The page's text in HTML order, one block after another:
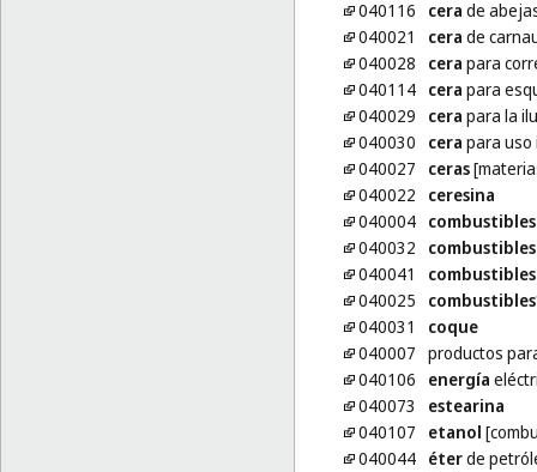
040116 cera de
040021
cera de
040028
cera para
040114 cera para
040029
cera para la
040030
cera para
040027
ceras
040022
ceresina
040004 combustibles
040032
combustibles
040041
combustibles
040025
combustibles
040031
coque
040007 productos
040106
energía
040073
estearina
040107
etanol
040044 éterde